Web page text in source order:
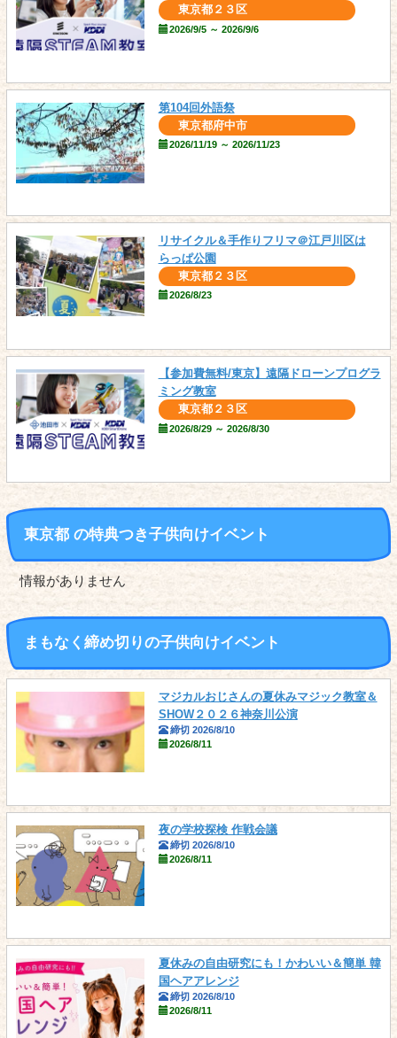
東京都２３区
2026/9/5 ～ 2026/9/6
第104回外語祭
東京都府中市
2026/11/19 ～ 2026/11/23
リサイクル＆手作りフリマ＠江戸川区は
らっぱ公園
東京都２３区
2026/8/23
【参加費無料/東京】遠隔ドローンプログラ
ミング教室
東京都２３区
2026/8/29 ～ 2026/8/30
東京都 の特典つき子供向けイベント
情報がありません
まもなく締め切りの子供向けイベント
マジカルおじさんの夏休みマジック教室＆
SHOW２０２６神奈川公演
締切 2026/8/10
2026/8/11
夜の学校探検 作戦会議
締切 2026/8/10
2026/8/11
夏休みの自由研究にも！かわいい＆簡単 韓
国ヘアアレンジ
締切 2026/8/10
2026/8/11